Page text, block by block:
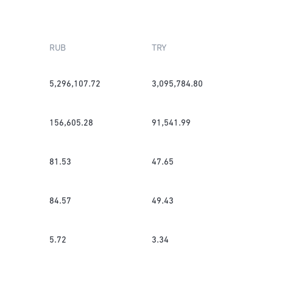
RUB TRY
5,296,107.72 3,095,784.80
156,605.28 91,541.99
81.53 47.65
84.57 49.43
5.72 3.34